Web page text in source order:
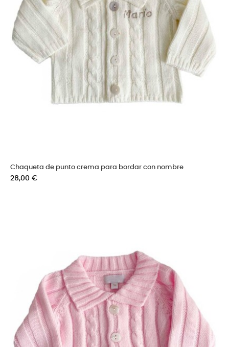
Chaqueta de punto crema para bordar con nombre
Precio
28,00 €